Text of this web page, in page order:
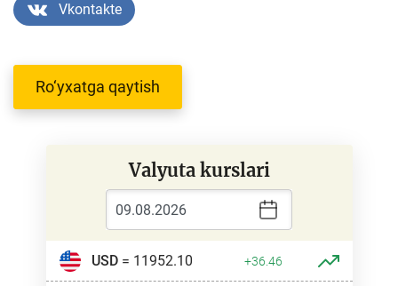
Vkontakte
Ro‘yxatga qaytish
Valyuta kurslari
USD= 11952.10 +36.46